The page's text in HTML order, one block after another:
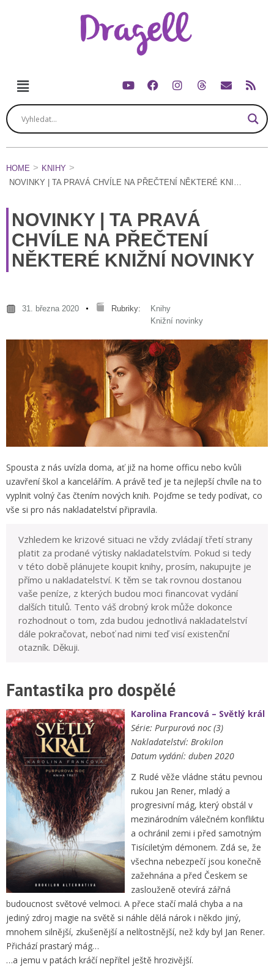
HOME
KNIHY
NOVINKY | TA PRAVÁ
CHVÍLE NA PŘEČTENÍ
NĚKTERÉ KNIŽNÍ NOVINKY
31. března 2020 Rubriky:
Knihy
Knižní novinky
Spousta z nás uvízla doma, ať již na home officu nebo kvůli
uzavření škol a kancelářím. A právě teď je ta nejlepší chvíle na to
vyplnit volný čas čtením nových knih. Pojďme se tedy podívat, co
vše si pro nás nakladatelství připravila.
Vzhledem ke krizové situaci ne vždy zvládají třetí strany
platit za prodané výtisky nakladatelstvím. Pokud si tedy
v této době plánujete koupit knihy, prosím, nakupujte je
přímo u nakladatelství. K těm se tak rovnou dostanou
vaše peníze, z kterých budou moci financovat vydání
dalších titulů. Tento váš drobný krok může dokonce
rozhodnout o tom, zda budou jednotlivá nakladatelství
dále pokračovat, neboť nad nimi teď visí existenční
otazník. Děkuji.
Fantastika pro dospělé
Karolina Francová – Světlý král
Série: Purpurová noc (3)
Nakladatelství: Brokilon
Datum vydání: duben 2020
Z Rudé věže vládne státu pevnou
rukou Jan Rener, mladý a
progresivní mág, který obstál v
mezinárodním válečném konfliktu
a ochránil zemi i před samotným
Tisíciletým démonem. Zdá se, že
všechna nebezpečí jsou konečně
zažehnána a před Českem se
zaslouženě otevírá zářná
budoucnost světové velmoci. A přece stačí malá chyba a na
jediný zdroj magie na světě si náhle dělá nárok i někdo jiný,
mnohem silnější, zkušenější a nelítostnější, než kdy byl Jan Rener.
Přichází prastarý mág…
…a jemu v patách kráčí nepřítel ještě hrozivější.